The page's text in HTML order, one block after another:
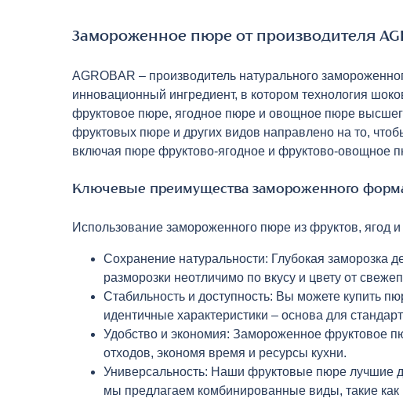
Замороженное пюре от производителя
AGROBAR – производитель натурального
инновационный ингредиент, в котором технология
фруктовое пюре, ягодное пюре и овощное пюре
фруктовых пюре и других видов направлено на то,
включая пюре фруктово-ягодное и фруктово-овощное
Ключевые преимущества замороженного
Использование замороженного пюре из фруктов, ягод
Сохранение натуральности: Глубокая
разморозки неотличимо по вкусу и цвету от
Стабильность и доступность: Вы можете купить
идентичные характеристики – основа для
Удобство и экономия: Замороженное фруктовое
отходов, экономя время и ресурсы кухни.
Универсальность: Наши фруктовые пюре лучшие
мы предлагаем комбинированные виды, такие